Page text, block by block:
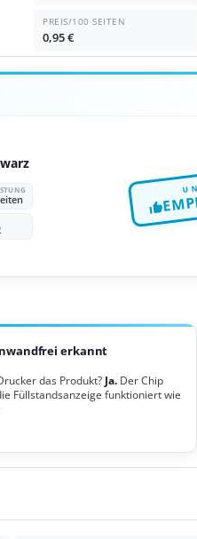
PREIS/100 SEITEN
0,95 €
erkannt
das Produkt? Ja.Der Chip
Füllstandsanzeige funktioniert wie